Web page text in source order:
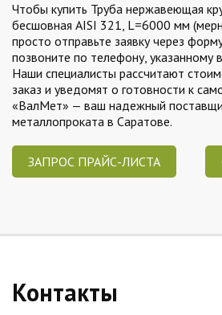
Чтобы купить Труба нержавеющая
бесшовная AISI 321, L=6000 мм
просто отправьте заявку через
позвоните по телефону, указанному
Наши специалисты рассчитают
заказ и уведомят о готовности к
«ВалМет» — ваш надежный
металлопроката в Саратове.
ЗАПРОС ПРАЙС-ЛИСТА
Контакты